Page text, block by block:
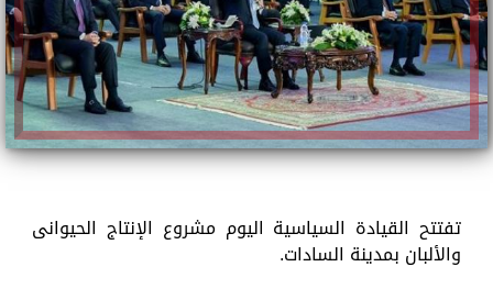
تفتتح القيادة السياسية اليوم مشروع الإنتاج الحيوانى
والألبان بمدينة السادات.